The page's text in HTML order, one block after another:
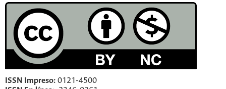
ISSN Impreso: 0121-4500